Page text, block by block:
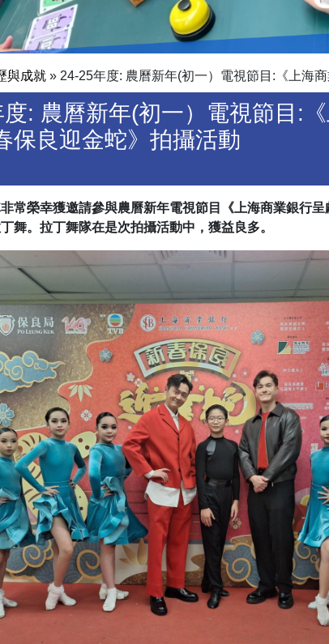
與成就 » 24-25年度: 農曆新年(初一）電視節目:《上海
: 農曆新年(初一）電視節目:
保良迎金蛇》拍攝活動
常榮幸獲邀請參與農曆新年電視節目《上海商業銀行
舞。拉丁舞隊在是次拍攝活動中，獲益良多。